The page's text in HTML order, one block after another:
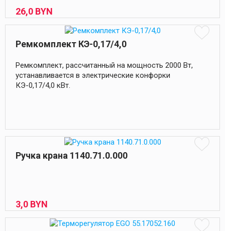
26,0 BYN
Ремкомплект КЭ-0,17/4,0
Ремкомплект, рассчитанный на мощность 2000 Вт,
устанавливается в электрические конфорки
КЭ-0,17/4,0 кВт.
Ручка крана 1140.71.0.000
3,0 BYN